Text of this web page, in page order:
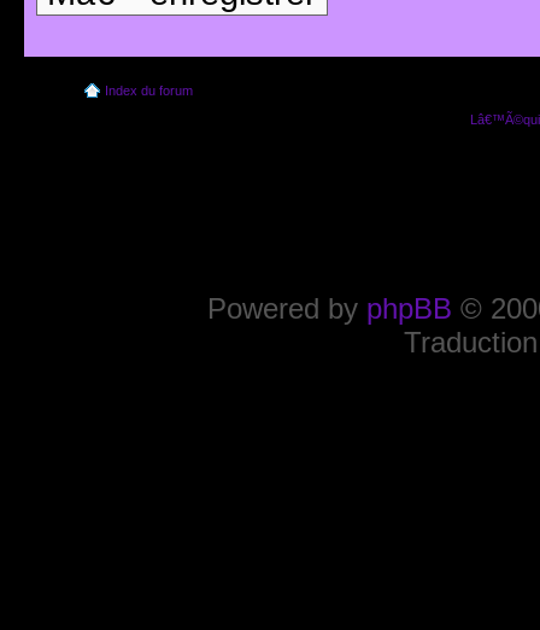
Index du forum
Powered by phpBB ©